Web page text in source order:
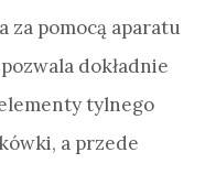
za pomocą aparatu
dokładnie
tylnego
a przede